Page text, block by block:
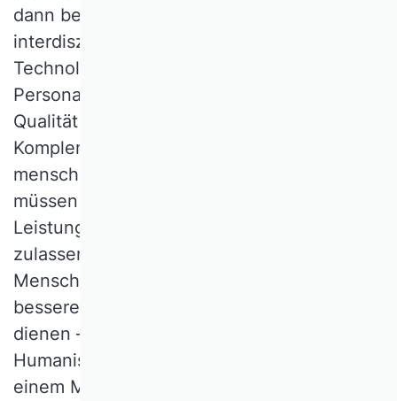
dann bedarf es einer integrativen und
interdisziplinären Forschungsförderung der
Technologie-, Organisations- und
Personalentwicklung. Wenn wir KI für die
Qualität von Entscheidungen als
Komplementär, Unterstützer und Förderer
menschlicher Fähigkeiten nutzen wollen,
müssen unsere Systeme der
Leistungsbewertung und Aushandlung dies
zulassen. KI kann der Wirtschaft, den
Menschen und der Demokratie im Sinne
besserer Lebens- und Arbeitsbedingungen
dienen – das ist eine Aufgabe der
Humanisierung der Arbeit unserer Zeit. Mit
einem Modell humanzentrierter KI-Nutzung